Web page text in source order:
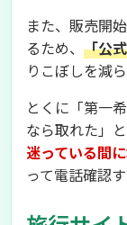
また、販売開
るため、 「公
りこぼしを減
とくに「第一
なら取れた」
迷っている間
って電話確認